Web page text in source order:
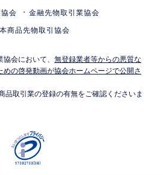
会 金融先物取引業協会
商品先物取引協会
会において、 無登録業者等からの悪質な
の啓発動画が協会ホームページで公開さ
品取引業の登録の有無をご確認くださいま